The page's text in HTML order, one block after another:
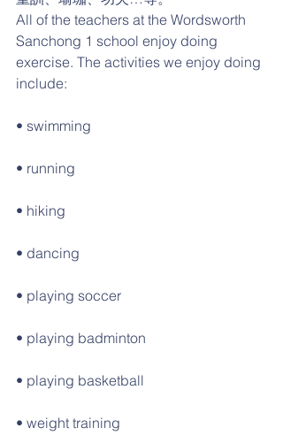
All of the teachers at the Wordsworth
Sanchong 1 school enjoy doing
exercise. The activities we enjoy doing
include:
• swimming
• running
• hiking
• dancing
• playing soccer
• playing badminton
• playing basketball
• weight training